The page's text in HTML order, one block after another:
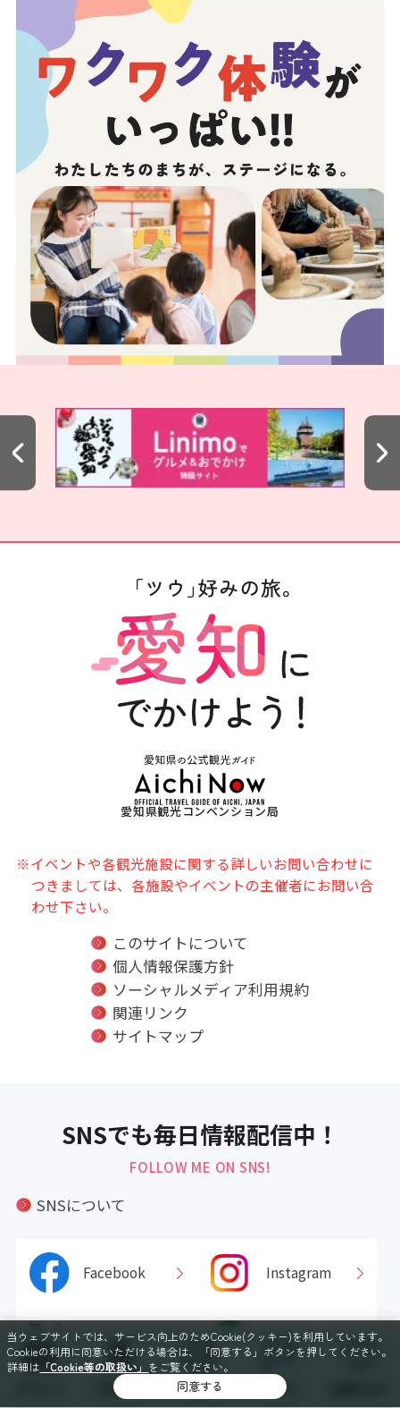
愛知県観光コンベンション局
※イベントや各観光施設に関する詳しいお問い合わせに
つきましては、各施設やイベントの主催者にお問い合
わせ下さい。
このサイトについて
個人情報保護方針
ソーシャルメディア利用規約
関連リンク
サイトマップ
SNSでも毎日情報配信中！
FOLLOW ME ON SNS!
SNSについて
Facebook Instagram
X LINE
スポット 特集 コース
当ウェブサイトでは、サービス向上のためCookie(クッキー)を利用しています。
Cookieの利用に同意いただける場合は、「同意する」ボタンを押してください。
詳細は 「Cookie等の取扱い」 をご覧ください。
同意する